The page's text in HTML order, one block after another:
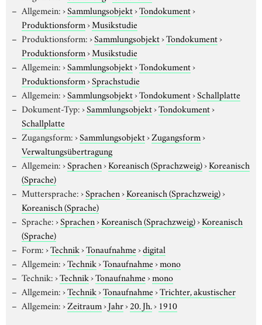
Allgemein:›Sammlungsobjekt›Tondokument›
Produktionsform›Musikstudie
Produktionsform:›Sammlungsobjekt›Tondokument›
Produktionsform›Musikstudie
Allgemein:›Sammlungsobjekt›Tondokument›
Produktionsform›Sprachstudie
Allgemein:›Sammlungsobjekt›Tondokument›Schallplatte
Dokument-Typ:›Sammlungsobjekt›Tondokument›
Schallplatte
Zugangsform:›Sammlungsobjekt›Zugangsform›
Verwaltungsübertragung
Allgemein:›Sprachen›Koreanisch (Sprachzweig)›Koreanisch
(Sprache)
Muttersprache:›Sprachen›Koreanisch (Sprachzweig)›
Koreanisch (Sprache)
Sprache:›Sprachen›Koreanisch (Sprachzweig)›Koreanisch
(Sprache)
Form:›Technik›Tonaufnahme›digital
Allgemein:›Technik›Tonaufnahme›mono
Technik:›Technik›Tonaufnahme›mono
Allgemein:›Technik›Tonaufnahme›Trichter, akustischer
Allgemein:›Zeitraum›Jahr›20. Jh.› 1910